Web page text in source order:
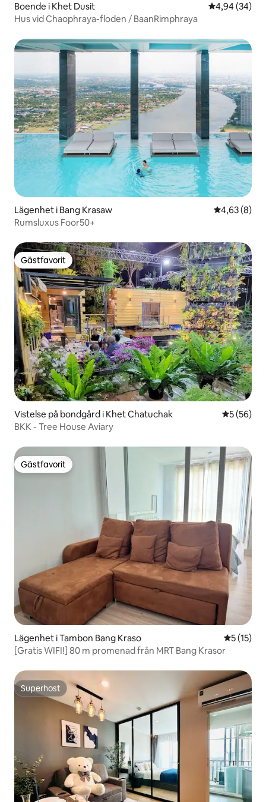
Boende i Khet Dusit 4,94 av 5 i
4,94 (34)
Hus vid Chaophraya-floden / BaanRimphraya
Lägenhet i Bang Krasaw 4,63 av 5 i
4,63 (8)
Rumsluxus Foor50+
Gästfavorit
Gästfavorit
Vistelse på bondgård i Khet Chatuchak 5 av 5 i
5 (56)
BKK - Tree House Aviary
Gästfavorit
Gästfavorit
Lägenhet i Tambon Bang Kraso 5 av 5 i
5 (15)
[Gratis WIFI!] 80 m promenad från MRT Bang Krasor
Superhost
Superhost